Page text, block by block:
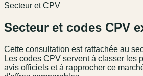
Secteur et CPV
Secteur et codes CPV
Cette consultation est rattachée au
Les codes CPV servent à classer les
avis officiels et à rapprocher ce